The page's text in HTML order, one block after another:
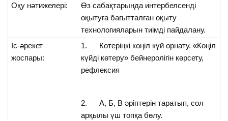
Оқу нәтижелері:
Өз сабақтарында интербелсенді
оқытуға бағытталған оқыту
технологияларын тиімді пайдалану.
Іс-әрекет
жоспары:
1. Көтеріңкі көңіл күй орнату. «Көңіл
күйді көтеру» бейнеролігін көрсету,
рефлексия
2. А, Б, В әріптерін таратып, сол
арқылы үш топқа бөлу.